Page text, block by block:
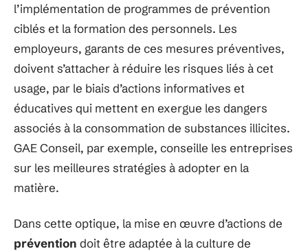
l’implémentation de programmes de prévention
ciblés et la formation des personnels. Les
employeurs, garants de ces mesures préventives,
doivent s’attacher à réduire les risques liés à cet
usage, par le biais d’actions informatives et
éducatives qui mettent en exergue les dangers
associés à la consommation de substances illicites.
GAE Conseil, par exemple, conseille les entreprises
sur les meilleures stratégies à adopter en la
matière.
Dans cette optique, la mise en œuvre d’actions de
prévention doit être adaptée à la culture de